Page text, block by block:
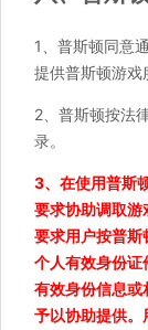
1、普斯顿同意
提供普斯顿游戏
2、普斯顿按法
录。
3、在使用普斯
要求协助调取游
要求用户按普斯
个人有效身份证
有效身份信息或
予以协助提供。